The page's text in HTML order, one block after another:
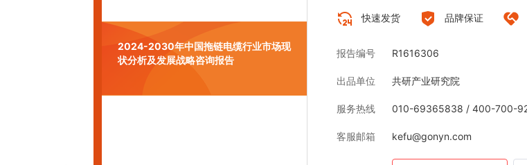
2024-2030年中国拖链电缆行业市场现
状分析及发展战略咨询报告
快速发货 品牌保证
报告编号 R1616306
出品单位 共研产业研究院
服务热线 010-69365838 / 400-700-
客服邮箱 kefu@gonyn.com